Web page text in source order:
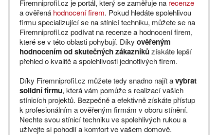
Firemniprofil.cz je portál, který se zaměřuje na recenze
a ověřená hodnocení firem. Pokud hledáte spolehlivou
firmu specializující se na stínicí techniku, můžete se na
Firemniprofil.cz podívat na recenze a hodnocení firem,
které se v této oblasti pohybují. Díky ověřeným
hodnocenímod skutečných zákazníkůzískáte lepší
přehled o kvalitě a spolehlivosti jednotlivých firem.
Díky Firemniprofil.cz můžete tedy snadno najít avybrat
solidní firmu, která vám pomůže s realizací vašich
stínicích projektů. Bezpečně a efektivně získáte přístup
k profesionálním a ověřeným firmám v oboru stínění.
Nechte svou stínicí techniku ve spolehlivých rukou a
užívejte si pohodlí a komfort ve vašem domově.